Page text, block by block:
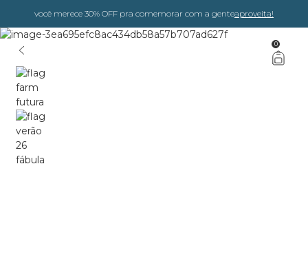
você merece 30% OFF pra comemorar com a genteaproveita!
0